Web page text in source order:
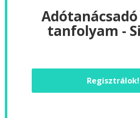
Adótanácsadó
tanfolyam -
Regisztrálok!